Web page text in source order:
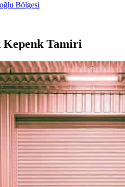
Bölgesi
Tamiri